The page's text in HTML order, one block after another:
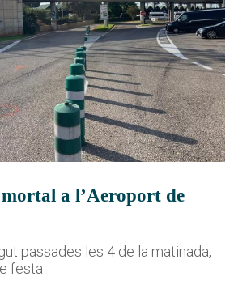
a l’Aeroport de
passades les 4 de la matinada,
festa